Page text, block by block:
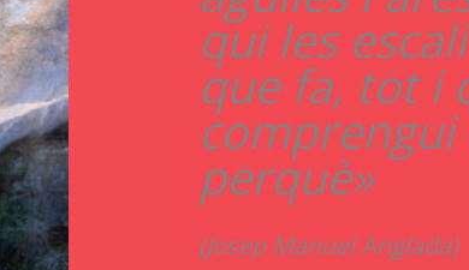
qui les
que fa, tot i
perquè»
(Josep Manuel Anglada)